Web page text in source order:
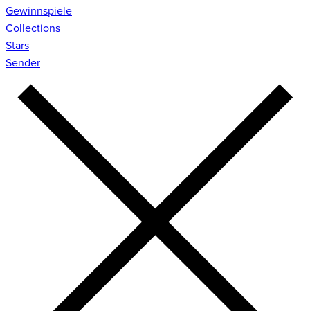
Gewinnspiele
Collections
Stars
Sender